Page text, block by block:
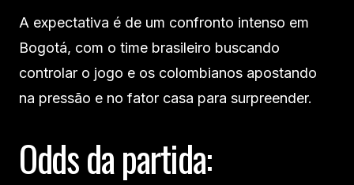
A expectativa é de um confronto intenso em
Bogotá, com o time brasileiro buscando
controlar o jogo e os colombianos apostando
na pressão e no fator casa para surpreender.
Odds da partida: